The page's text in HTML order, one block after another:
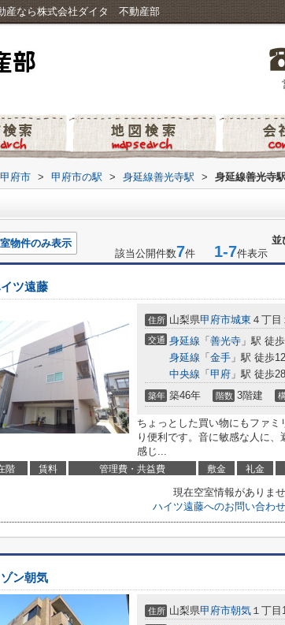
産なら株式会社ダイタ 不動産部
甲府市 > 甲府市の駅 > 身延線善光寺駅 > 身延線善光寺
並
物件のみ表示
該当公開件数7件 1-7件表示
ツ遠藤
住所 山梨県甲府市城東 ４丁目
交通 身延線 「 善光寺 」駅 徒
身延線 「 金手 」駅 徒歩
中央線 「 甲府 」駅 徒歩
築年 築46年 階数 3階建
ちょっとした買い物にもファ
り便利です。音に敏感な人に
感じ...
階 賃料 管理費・共益費 敷金 礼金
現在空室情報がありませ
ハイツ遠藤へのお問い合わ
ゾン朝気
住所 山梨県甲府市朝気 １丁目